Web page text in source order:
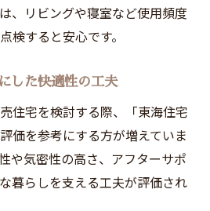
、リビングや寝室など使用頻度
検すると安心です。
した快適性の工夫
住宅を検討する際、「東海住宅
価を参考にする方が増えていま
や気密性の高さ、アフターサポ
暮らしを支える工夫が評価され